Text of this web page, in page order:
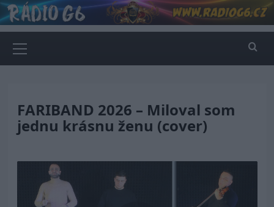
Skip
to
content
Menu
FARIBAND 2026 – Miloval som
jednu krásnu ženu (cover)